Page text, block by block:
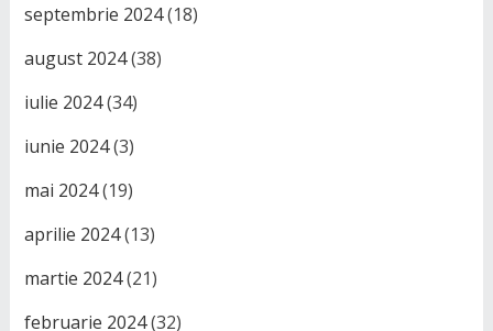
septembrie 2024(18)
august 2024(38)
iulie 2024(34)
iunie 2024(3)
mai 2024(19)
aprilie 2024(13)
martie 2024(21)
februarie 2024(32)